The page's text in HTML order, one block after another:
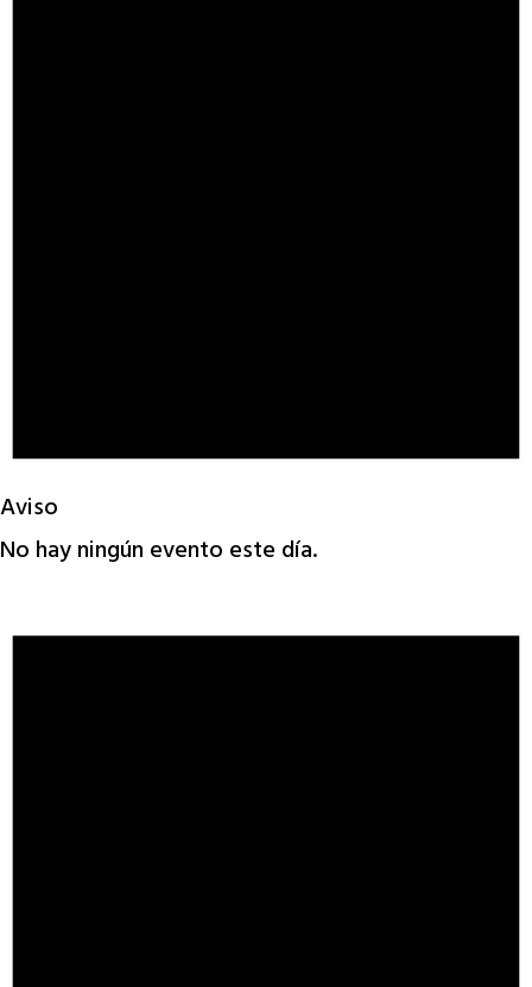
Aviso
No hay ningún evento este día.